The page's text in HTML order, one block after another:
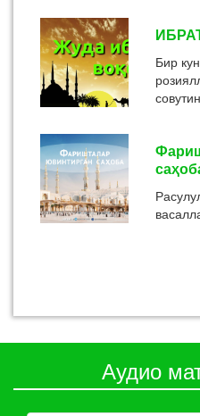
қаттиқ
сиқи...
Бир
Бу
Уҳуд
Аудио